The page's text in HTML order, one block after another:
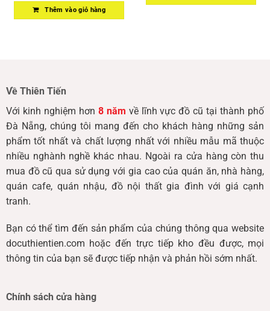
Thêm vào giỏ hàng
Về Thiên Tiến
Với kinh nghiệm hơn 8 năm về lĩnh vực đồ cũ tại thành phố
Đà Nẵng, chúng tôi mang đến cho khách hàng những sản
phẩm tốt nhất và chất lượng nhất với nhiều mẫu mã thuộc
nhiều nghành nghề khác nhau. Ngoài ra cửa hàng còn thu
mua đồ cũ qua sử dụng với gia cao của quán ăn, nhà hàng,
quán cafe, quán nhậu, đồ nội thất gia đình với giá cạnh
tranh.
Bạn có thể tìm đến sản phẩm của chúng thông qua website
docuthientien.com hoặc đến trực tiếp kho đều được, mọi
thông tin của bạn sẽ được tiếp nhận và phản hồi sớm nhất.
Chính sách cửa hàng